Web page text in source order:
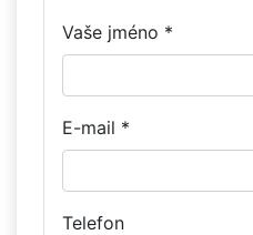
Vaše jméno *
E-mail *
Telefon